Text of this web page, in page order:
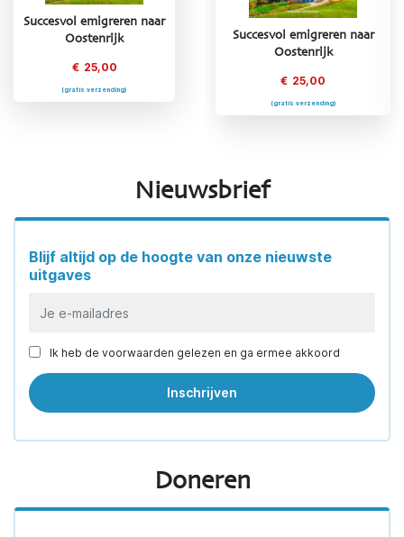
Succesvol emigreren naar
Oostenrijk
€ 25,00
(gratis verzending)
Succesvol emigreren naar
(gratis verzending)
Succesvol emigreren naar
Oostenrijk
€ 25,00
(gratis verzending)
Nieuwsbrief
Blijf altijd op de hoogte van onze nieuwste
uitgaves
Ik heb de voorwaarden gelezen en ga ermee akkoord
Doneren